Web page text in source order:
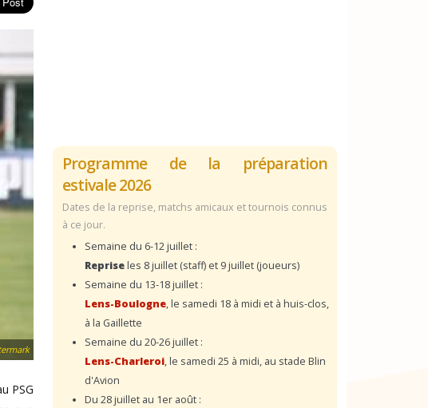
PSG
Programme de la préparation
estivale 2026
Dates de la reprise, matchs amicaux et tournois connus
à ce jour.
Semaine du 6-12 juillet :
Repriseles 8 juillet (staff) et 9 juillet (joueurs)
Semaine du 13-18 juillet :
Lens-Boulogne, le samedi 18 à midi et à huis-clos,
à la Gaillette
Semaine du 20-26 juillet :
Lens-Charleroi, le samedi 25 à midi, au stade Blin
d'Avion
Du 28 juillet au 1er août :